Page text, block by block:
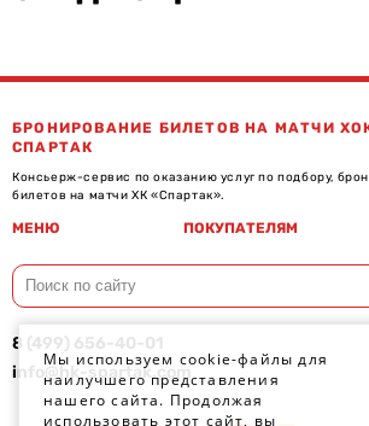
Мы используем cookie-файлы для
наилучшего представления
нашего сайта. Продолжая
использовать этот сайт, вы
БРОНИРОВАНИЕ БИЛЕТОВ НА МАТЧИ
СПАРТАК
Консьерж-сервис по оказанию услуг по подбору,
билетов на матчи ХК «Спартак».
МЕНЮ ПОКУПАТЕЛЯМ
8 (499) 656-40-01
info@hk-spartak.com